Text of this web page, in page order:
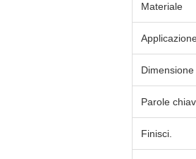
Materiale
Dimensione
Parole
Finisci.